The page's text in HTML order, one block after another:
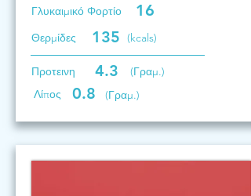
Γλυκαιμικό Φορτίο 16
Θερμίδες 135 (kcals)
Προτεινη 4.3
(Γραμ.)
Λίπος
0.8 (Γραμ.)